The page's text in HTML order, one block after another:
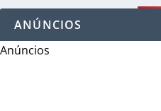
ANÚNCIOS
Anúncios